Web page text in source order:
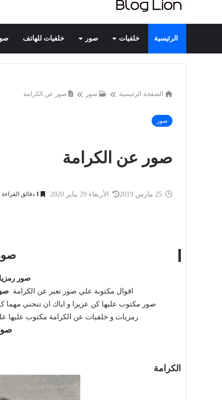
الرئيسية خلفيات صور خلفيات للهاتف
الصفحة الرئيسية صور صور عن الكرامة
صور
صور عن الكرامة
الأربعاء 29 يناير 2020 1 دقائق القراءة
صور
اقوال مكتوبة علي صور تعبر عن الكرامة
صور مكتوب عليها كن عزيزا و اياك ان تنحني مهما
رمزيات و خلفيات عن الكرامة مكتوب عليها
الكرامة